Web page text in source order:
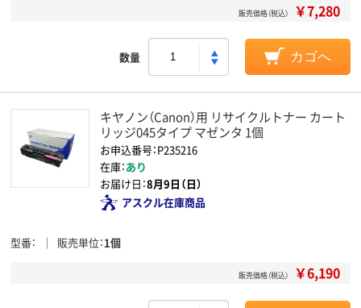
販売価格（税込） ￥7,280
数量 カゴへ
キヤノン（Canon）用 リサイクルトナー カート
リッジ045タイプ マゼンタ 1個
お申込番号：P235216
在庫：あり
お届け日：8月9日（日）
アスクル在庫商品
型番 販売単位 1個
販売価格（税込） ￥6,190